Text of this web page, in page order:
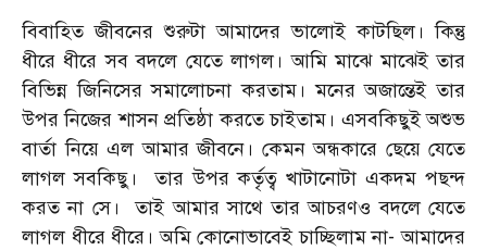
বিবাহিত জীবনের শুরুটা আমাদের ভালোই কাটছিল। কিন্তু
ধীরে ধীরে সব বদলে যেতে লাগল। আমি মাঝে মাঝেই তার
বিভিন্ন জিনিসের সমালোচনা করতাম। মনের অজান্তেই তার
উপর নিজের শাসন প্রতিষ্ঠা করতে চাইতাম। এসবকিছুই অশুভ
বার্তা নিয়ে এল আমার জীবনে। কেমন অন্ধকারে ছেয়ে যেতে
লাগল সবকিছু। তার উপর কর্তৃত্ব খাটানোটা একদম পছন্দ
করত না সে। তাই আমার সাথে তার আচরণও বদলে যেতে
লাগল ধীরে ধীরে। অমি কোনোভাবেই চাচ্ছিলাম না- আমাদের